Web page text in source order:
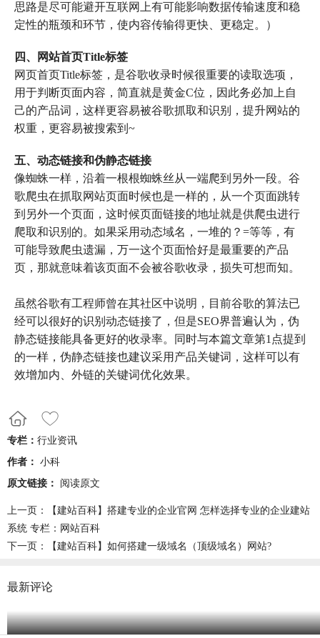
思路是尽可能避开互联网上有可能影响数据传输速度和稳
定性的瓶颈和环节，使内容传输得更快、更稳定。）
四、网站首页Title标签
网页首页Title标签，是谷歌收录时候很重要的读取选项，
用于判断页面内容，简直就是黄金C位，因此务必加上自
己的产品词，这样更容易被谷歌抓取和识别，提升网站的
权重，更容易被搜索到~
五、动态链接和伪静态链接
像蜘蛛一样，沿着一根根蜘蛛丝从一端爬到另外一段。谷
歌爬虫在抓取网站页面时候也是一样的，从一个页面跳转
到另外一个页面，这时候页面链接的地址就是供爬虫进行
爬取和识别的。如果采用动态域名，一堆的？=等等，有
可能导致爬虫遗漏，万一这个页面恰好是最重要的产品
页，那就意味着该页面不会被谷歌收录，损失可想而知。
虽然谷歌有工程师曾在其社区中说明，目前谷歌的算法已
经可以很好的识别动态链接了，但是SEO界普遍认为，伪
静态链接能具备更好的收录率。同时与本篇文章第1点提到
的一样，伪静态链接也建议采用产品关键词，这样可以有
效增加内、外链的关键词优化效果。
专栏： 行业资讯
作者： 小科
原文链接：
阅读原文
上一页：
【建站百科】搭建专业的企业官网 怎样选择专业的企业建站
系统 专栏：网站百科
下一页：
【建站百科】如何搭建一级域名（顶级域名）网站?
最新评论